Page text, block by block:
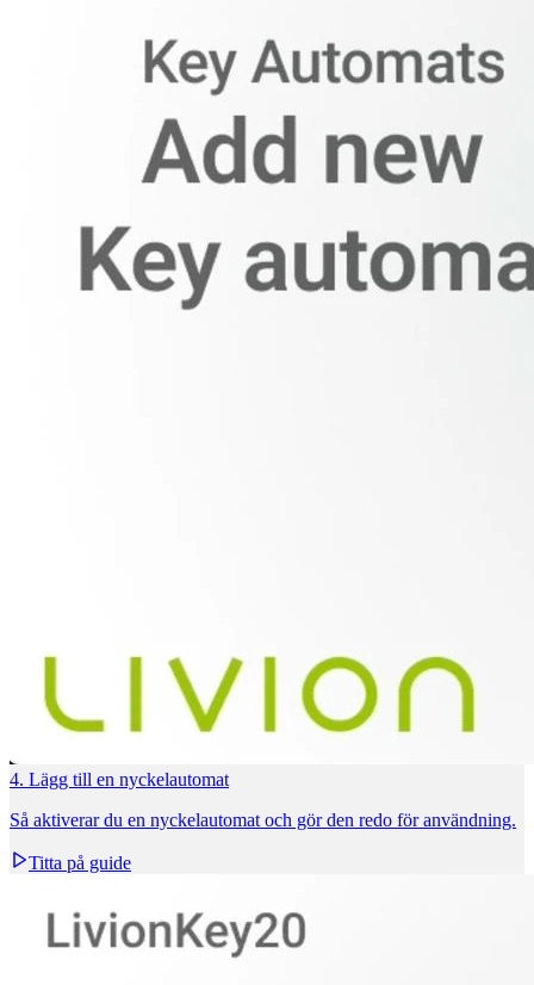
4. Lägg till en nyckelautomat
Så aktiverar du en nyckelautomat och gör den redo för användning.
Titta på guide